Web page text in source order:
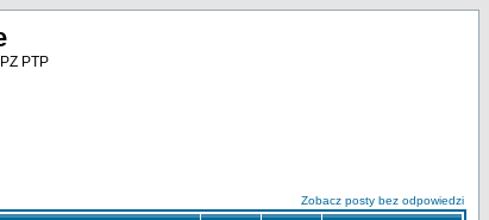
PTP
Zobacz posty bez odpowiedzi